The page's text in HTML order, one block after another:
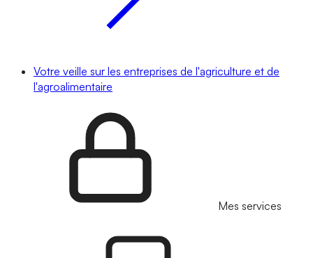
Votre veille sur les entreprises de l'agriculture et de
l'agroalimentaire
Mes services